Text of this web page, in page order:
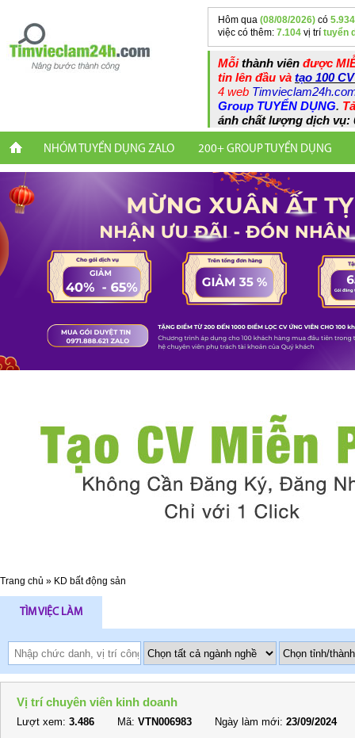
Hôm qua (08/08/2026) có 5.934
việc có thêm: 7.104 vị trí tuyển
Mỗithành viên được
tin lên đầu và tạo 100
4 web
Group TUYỂN DỤNG.
ánh chất lượng dịch vụ:
NHÓM TUYỂN DỤNG ZALO 200+ GROUP TUYỂN DỤNG
Trang chủ » KD bất động sản
TÌM VIỆC LÀM
Vị trí chuyên viên kinh doanh
Lượt xem: 3.486 Mã: VTN006983 Ngày làm mới: 23/09/2024